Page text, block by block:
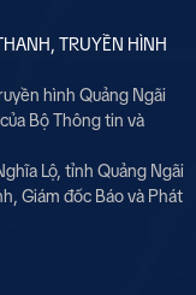
TRUYỀN HÌNH
hình Quảng Ngãi
Bộ Thông tin và
Lộ, tỉnh Quảng Ngãi
Giám đốc Báo và Phát